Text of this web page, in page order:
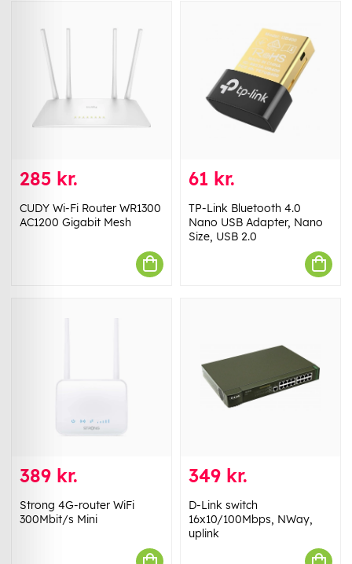
285 kr.
CUDY Wi-Fi Router WR1300
AC1200 Gigabit Mesh
61 kr.
TP-Link Bluetooth 4.0
Nano USB Adapter, Nano
Size, USB 2.0
389 kr.
Strong 4G-router WiFi
300Mbit/s Mini
349 kr.
D-Link switch
16x10/100Mbps, NWay,
uplink